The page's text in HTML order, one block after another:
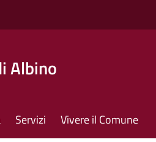
Albino
Servizi Vivere il Comune